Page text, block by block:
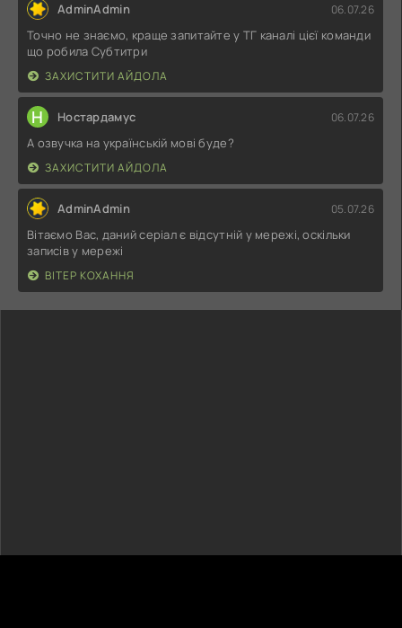
AdminAdmin 06.07.26
Точно не знаємо, краще запитайте у ТГ каналі цієї команди
що робила Субтитри
ЗАХИСТИТИ АЙДОЛА
Н Ностардамус 06.07.26
А озвучка на українській мові буде?
ЗАХИСТИТИ АЙДОЛА
AdminAdmin 05.07.26
Вітаємо Вас, даний серіал є відсутній у мережі, оскільки
записів у мережі
ВІТЕР КОХАННЯ